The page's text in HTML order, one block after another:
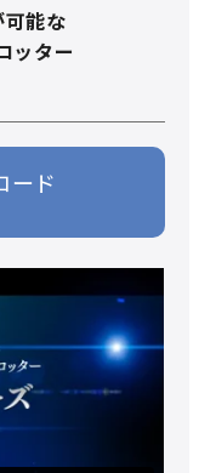
能な
ッター
ード